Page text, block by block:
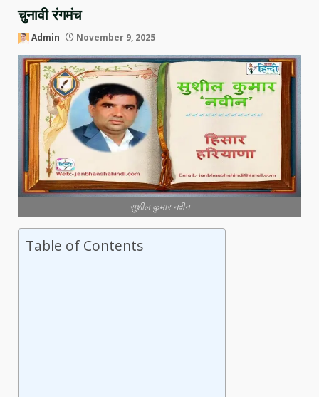
चुनावी रंगमंच
Admin November 9, 2025
सुशील कुमार नवीन
Table of Contents